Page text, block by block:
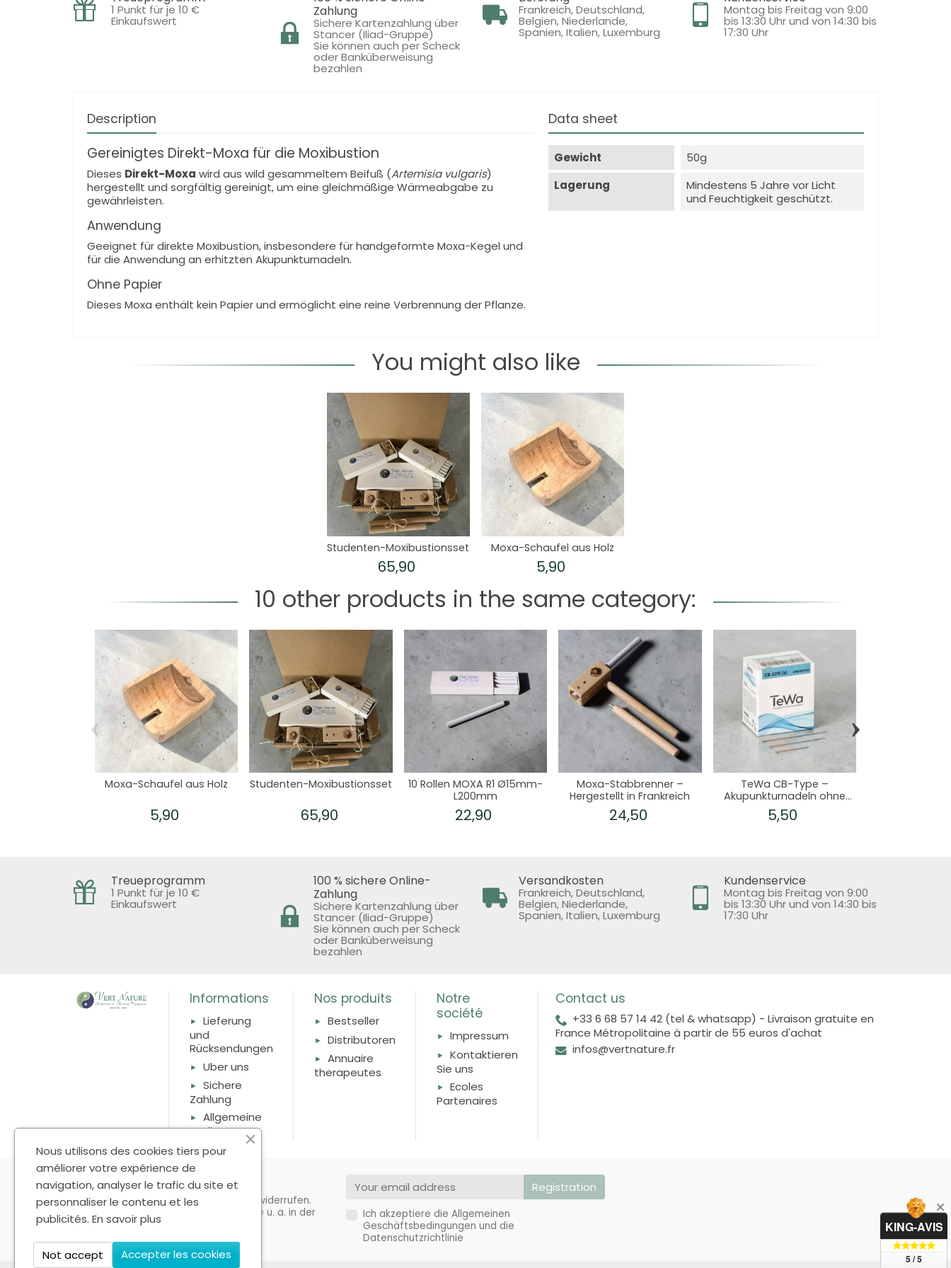
1 Punkt für je 10 €
Einkaufswert
Zahlung
Sichere Kartenzahlung über
Stancer (Iliad-Gruppe)
Sie können auch per Scheck
oder Banküberweisung
bezahlen
Frankreich, Deutschland,
Belgien, Niederlande,
Spanien, Italien, Luxemburg
Montag bis Freitag von 9:00
bis 13:30 Uhr und von 14:30 bis
17:30 Uhr
Description
Gereinigtes Direkt-Moxa für die Moxibustion
Dieses Direkt-Moxa wird aus wild gesammeltem Beifuß (Artemisia vulgaris)
hergestellt und sorgfältig gereinigt, um eine gleichmäßige Wärmeabgabe zu
gewährleisten.
Anwendung
Geeignet für direkte Moxibustion, insbesondere für handgeformte Moxa-Kegel und
für die Anwendung an erhitzten Akupunkturnadeln.
Ohne Papier
Dieses Moxa enthält kein Papier und ermöglicht eine reine Verbrennung der Pflanze.
Data sheet
Gewicht
50g
Lagerung
Mindestens 5 Jahre vor Licht
und Feuchtigkeit geschützt.
You might also like
Studenten-Moxibustionsset
65,90
Moxa-Schaufel aus Holz
5,90
10 other products in the same category:
Moxa-Schaufel aus Holz
5,90
Studenten-Moxibustionsset
65,90
10 Rollen MOXA R1 Ø15mm-
L200mm
22,90
Moxa-Stabbrenner –
Hergestellt in Frankreich
24,50
TeWa CB-Type –
Akupunkturnadeln ohne
Beschichtung mit
Kupferspirale
5,50
‹ ›
Treueprogramm
1 Punkt für je 10 €
Einkaufswert
100 % sichere Online-
Zahlung
Sichere Kartenzahlung über
Stancer (Iliad-Gruppe)
Sie können auch per Scheck
oder Banküberweisung
bezahlen
Versandkosten
Frankreich, Deutschland,
Belgien, Niederlande,
Spanien, Italien, Luxemburg
Kundenservice
Montag bis Freitag von 9:00
bis 13:30 Uhr und von 14:30 bis
17:30 Uhr
Informations
Lieferung
und
Rücksendungen
Uber uns
Sichere
Zahlung
Allgemeine
Bedingungen
Nos produits
Bestseller
Distributoren
Annuaire
therapeutes
Notre
société
Impressum
Kontaktieren
Sie uns
Ecoles
Partenaires
Contact us
+33 6 68 57 14 42 (tel & whatsapp) - Livraison gratuite en
France Métropolitaine à partir de 55 euros d'achat
infos@vertnature.fr
Newsletter registration
Sie können Ihr Einverständnis jederzeit widerrufen.
Unsere Kontaktinformationen finden Sie u. a. in der
Datenschutzerklärung.
Ich akzeptiere die Allgemeinen
Geschäftsbedingungen und die
Datenschutzrichtlinie
Nous utilisons des cookies tiers pour
améliorer votre expérience de
navigation, analyser le trafic du site et
personnaliser le contenu et les
publicités. En savoir plus
Accepter les cookies
Not accept
KING-AVIS
5 / 5